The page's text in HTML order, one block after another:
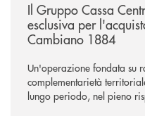
Il Gruppo Cassa
esclusiva per
Cambiano 1884
Un'operazione fondata su
complementarietà
lungo periodo, nel pieno